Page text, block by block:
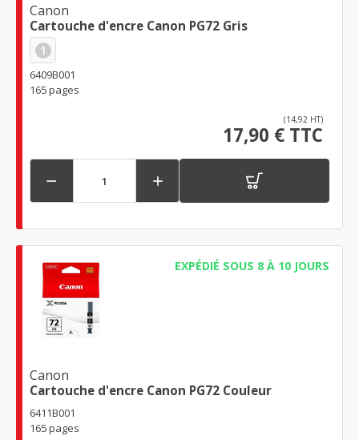
Canon
Cartouche d'encre Canon PG72 Gris
1
6409B001
165 pages
(14,92 HT)
17,90 € TTC
 
EXPÉDIÉ SOUS 8 À 10 JOURS
Canon
Cartouche d'encre Canon PG72 Couleur
6411B001
165 pages